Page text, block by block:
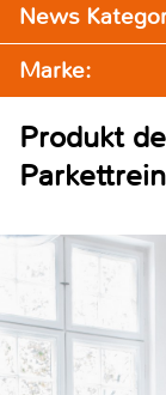
News
Marke:
Produkt